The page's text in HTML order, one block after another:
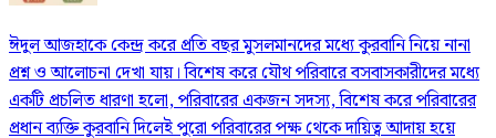
ঈদুল আজহাকে কেন্দ্র করে প্রতি বছর মুসলমানদের মধ্যে কুরবানি নিয়ে নানা
প্রশ্ন ও আলোচনা দেখা যায়। বিশেষ করে যৌথ পরিবারে বসবাসকারীদের মধ্যে
একটি প্রচলিত ধারণা হলো, পরিবারের একজন সদস্য, বিশেষ করে পরিবারের
প্রধান ব্যক্তি কুরবানি দিলেই পুরো পরিবারের পক্ষ থেকে দায়িত্ব আদায় হয়ে